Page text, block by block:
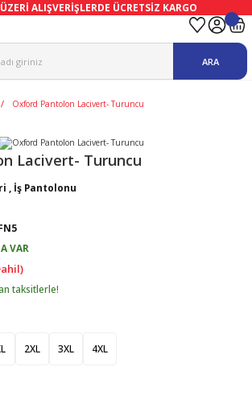
ALIŞVERİŞLERDE ÜCRETSİZ KARGO
ARA
Oxford Pantolon Lacivert- Turuncu
Lacivert- Turuncu
İş Pantolonu
VAR
taksitlerle!
2XL 3XL 4XL